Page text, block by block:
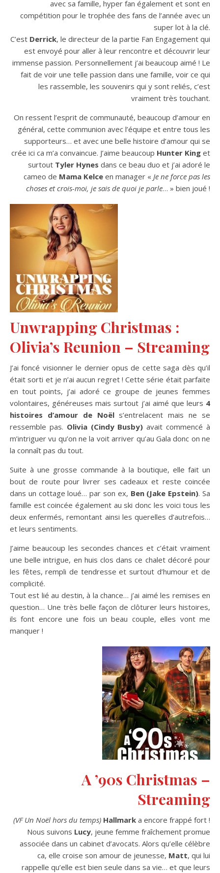
avec sa famille, hyper fan également et sont en
compétition pour le trophée des fans de l’année avec un
super lot à la clé.
C’est Derrick, le directeur de la partie Fan Engagement qui
est envoyé pour aller à leur rencontre et découvrir leur
immense passion. Personnellement j’ai beaucoup aimé ! Le
fait de voir une telle passion dans une famille, voir ce qui
les rassemble, les souvenirs qui y sont reliés, c’est
vraiment très touchant.
On ressent l’esprit de communauté, beaucoup d’amour en
général, cette communion avec l’équipe et entre tous les
supporteurs… et avec une belle histoire d’amour qui se
crée ici ca m’a convaincue. J’aime beaucoup Hunter King et
surtout Tyler Hynes dans ce beau duo et j’ai adoré le
cameo de Mama Kelce en manager « Je ne force pas les
choses et crois-moi, je sais de quoi je parle… » bien joué !
Unwrapping Christmas :
Olivia’s Reunion – Streaming
J’ai foncé visionner le dernier opus de cette saga dès qu’il
était sorti et je n’ai aucun regret ! Cette série était parfaite
en tout points, j’ai adoré ce groupe de jeunes femmes
volontaires, généreuses mais surtout j’ai aimé que leurs 4
histoires d’amour de Noëls’entrelacent mais ne se
ressemble pas. Olivia (Cindy Busby) avait commencé à
m’intriguer vu qu’on ne la voit arriver qu’au Gala donc on ne
la connaît pas du tout.
Suite à une grosse commande à la boutique, elle fait un
bout de route pour livrer ses cadeaux et reste coincée
dans un cottage loué… par son ex, Ben (Jake Epstein). Sa
famille est coincée également au ski donc les voici tous les
deux enfermés, remontant ainsi les querelles d’autrefois…
et leurs sentiments.
J’aime beaucoup les secondes chances et c’était vraiment
une belle intrigue, en huis clos dans ce chalet décoré pour
les fêtes, rempli de tendresse et surtout d’humour et de
complicité.
Tout est lié au destin, à la chance… j’ai aimé les remises en
question… Une très belle façon de clôturer leurs histoires,
ils font encore une fois un beau couple, elles vont me
manquer !
A ’90s Christmas –
Streaming
(VF Un Noël hors du temps) Hallmark a encore frappé fort !
Nous suivons Lucy, jeune femme fraîchement promue
associée dans un cabinet d’avocats. Alors qu’elle célèbre
ca, elle croise son amour de jeunesse, Matt, qui lui
rappelle qu’elle est bien seule dans sa vie… et que leurs